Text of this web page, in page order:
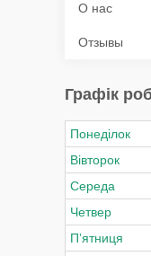
О нас
Отзывы
Графік
Понеділок
Вівторок
Середа
Четвер
Пʼятниця